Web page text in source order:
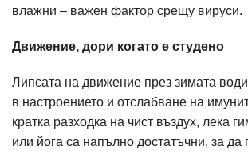
влажни – важен фактор срещу вируси.
Движение, дори когато е студено
Липсата на движение през зимата
в настроението и отслабване на
кратка разходка на чист въздух, лека
или йога са напълно достатъчни, за